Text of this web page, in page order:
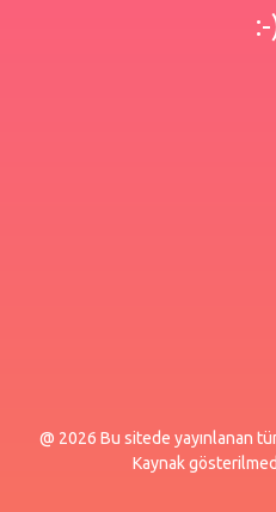
@ 2026 Bu sitede yayınlanan
Kaynak